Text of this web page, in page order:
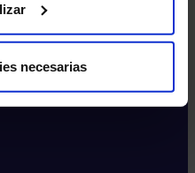
necesarias